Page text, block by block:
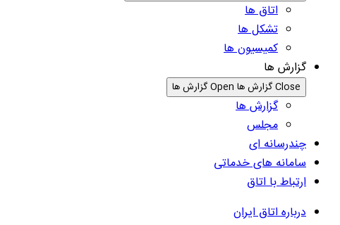
اتاق ها
تشکل ها
کمیسیون ها
گزارش ها
Close گزارش ها Open گزارش ها
گزارش ها
مجلس
چندرسانه ای
سامانه های خدماتی
ارتباط با اتاق
درباره اتاق ایران